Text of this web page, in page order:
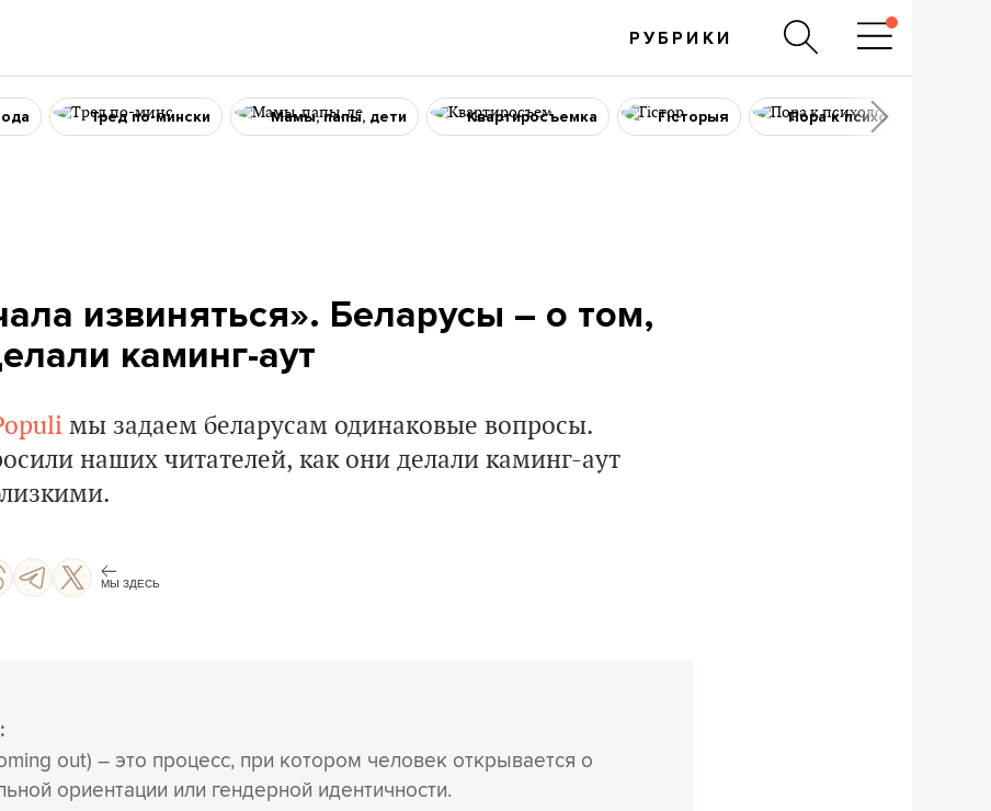
РУБРИКИ
Тред по-мински Мамы, папы, дети Квартиросъемка Гісторыя Пора к психологу
извиняться». Беларусы – о том,
каминг-аут
мы задаем беларусам одинаковые вопросы.
наших читателей, как они делали каминг-аут
МЫ ЗДЕСЬ
out) – это процесс, при котором человек открывается о
ориентации или гендерной идентичности.